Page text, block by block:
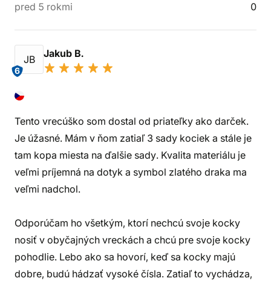
pred 5 rokmi 0
JB
6
Jakub B.
Tento vrecúško som dostal od priateľky ako darček.
Je úžasné. Mám v ňom zatiaľ 3 sady kociek a stále je
tam kopa miesta na ďalšie sady. Kvalita materiálu je
veľmi príjemná na dotyk a symbol zlatého draka ma
veľmi nadchol.
Odporúčam ho všetkým, ktorí nechcú svoje kocky
nosiť v obyčajných vreckách a chcú pre svoje kocky
pohodlie. Lebo ako sa hovorí, keď sa kocky majú
dobre, budú hádzať vysoké čísla. Zatiaľ to vychádza,